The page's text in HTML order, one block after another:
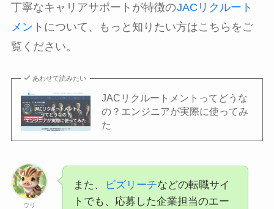
丁寧なキャリアサポートが特徴のJACリクルート
メント について、もっと知りたい方はこちらをご
覧ください。
あわせて読みたい
JACリクルートメントってどうな
の？エンジニアが実際に使ってみ
た
ウリ
また、 ビズリーチなどの転職サイ
トでも、応募した企業担当のエー